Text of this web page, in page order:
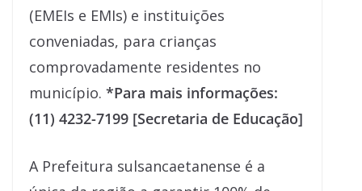
(EMEIs e EMIs) e instituições
conveniadas, para crianças
comprovadamente residentes no
município. *Para mais informações:
(11) 4232-7199 [Secretaria de Educação]
A Prefeitura sulsancaetanense é a